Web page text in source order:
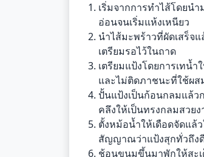
เริ่มจากการทำไส้โดยน
อ่อนจนเริ่มแห้งเหนียว
นำไส้มะพร้าวที่ผัดเสร็จ
เตรียมรอไว้ในถาด
เตรียมแป้งโดยการเทน้
และไม่ติดภาชนะที่ใช้ผส
ปั้นแป้งเป็นก้อนกลมแล้ว
คลึงให้เป็นทรงกลมสวยง
ตั้งหม้อน้ำให้เดือดจัดแล้
สัญญาณว่าแป้งสุกทั่วถึง
ช้อนขนมขึ้นมาพักให้สะ